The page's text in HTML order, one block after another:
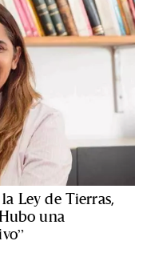
Ley de Tierras,
una